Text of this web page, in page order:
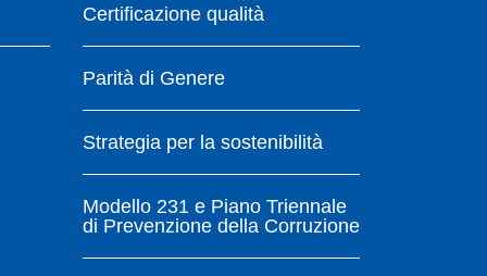
Certificazione qualità
Parità di Genere
Strategia per la sostenibilità
Modello 231 e Piano Triennale
di Prevenzione della Corruzione